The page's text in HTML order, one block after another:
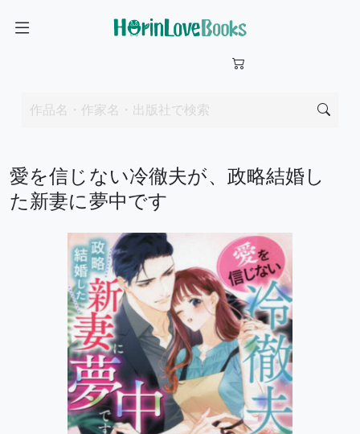
愛を信じない冷徹夫が、政略結婚し
た新妻に夢中です